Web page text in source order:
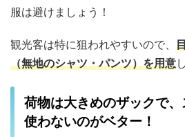
服は避けましょう！
観光客は特に狙われやすいので、
（無地のシャツ・パンツ）を用意
荷物は大きめのザックで
使わないのがベター！